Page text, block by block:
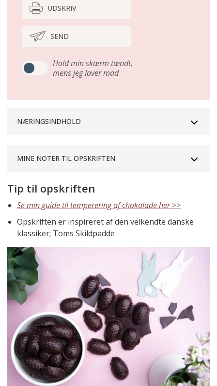
UDSKRIV
SEND
Hold min skærm tændt,
mens jeg laver mad
NÆRINGSINDHOLD
MINE NOTER TIL OPSKRIFTEN
Tip til opskriften
Se min guide til temperering af chokolade her >>
Opskriften er inspireret af den velkendte danske
klassiker; Toms Skildpadde